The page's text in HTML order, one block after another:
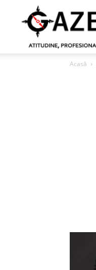
Gazeta
din
Vest
Acasă